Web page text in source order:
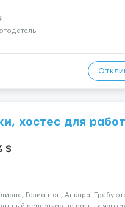
опытом и
оснований ...
хостес для
$
Газиантеп, Анкара.